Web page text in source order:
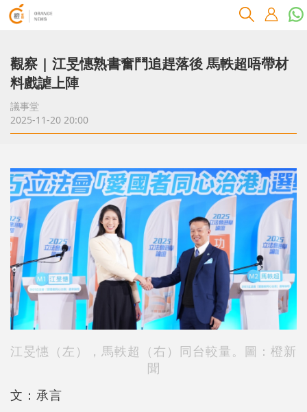
觀察 | 江旻憓熟書奮鬥追趕落後 馬軼超唔帶材
料戲謔上陣
議事堂
2025-11-20 20:00
江旻憓（左），馬軼超（右）同台較量。圖：橙新
聞
文：承言